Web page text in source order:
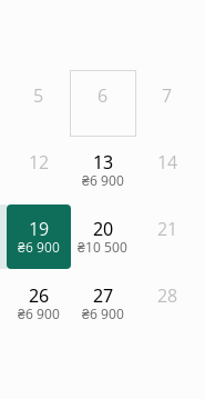
5 6 7
12 13
₴6 900
14
19
₴6 900
20
₴10 500
21
26
₴6 900
27
₴6 900
28